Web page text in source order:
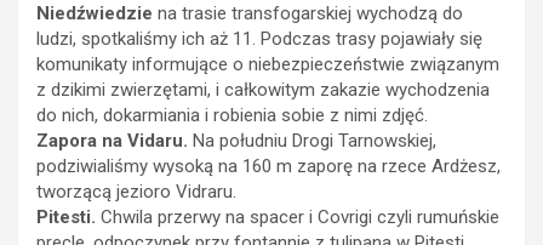
Niedźwiedzie na trasie transfogarskiej wychodzą do
ludzi, spotkaliśmy ich aż 11. Podczas trasy pojawiały się
komunikaty informujące o niebezpieczeństwie związanym
z dzikimi zwierzętami, i całkowitym zakazie wychodzenia
do nich, dokarmiania i robienia sobie z nimi zdjęć.
Zapora na Vidaru. Na południu Drogi Tarnowskiej,
podziwialiśmy wysoką na 160 m zaporę na rzece Ardżesz,
tworzącą jezioro Vidraru.
Pitesti. Chwila przerwy na spacer i Covrigi czyli rumuńskie